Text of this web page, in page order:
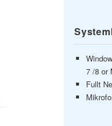
7 /8 or
Fullt